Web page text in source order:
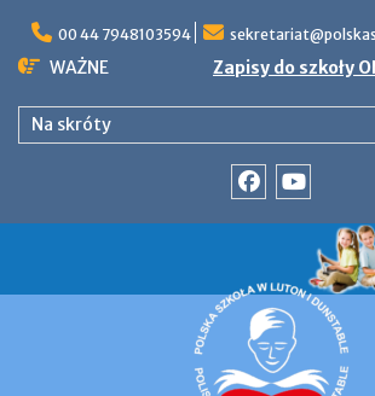
content
00 44 7948103594
WAŻNE Zapisy do szkoły
Na skróty